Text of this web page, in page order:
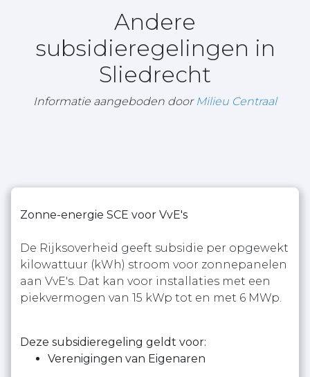
Andere
subsidieregelingen in
Sliedrecht
Informatie aangeboden door Milieu Centraal
Zonne-energie SCE voor VvE's
De Rijksoverheid geeft subsidie per opgewekt
kilowattuur (kWh) stroom voor zonnepanelen
aan VvE's. Dat kan voor installaties met een
piekvermogen van 15 kWp tot en met 6 MWp.
Deze subsidieregeling geldt voor:
Verenigingen van Eigenaren